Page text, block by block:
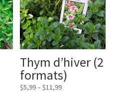
Thym d’hiver (2
formats)
$5,99–$11,99